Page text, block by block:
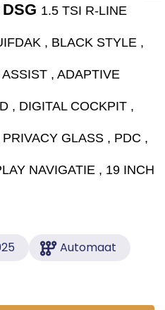
1.5 TSI R-LINE
, BLACK STYLE ,
, ADAPTIVE
, DIGITAL COCKPIT ,
GLASS , PDC ,
NAVIGATIE , 19 INCH
Automaat